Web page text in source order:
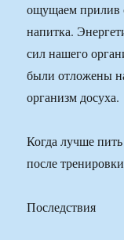
ощущаем прилив
напитка.
сил нашего
были отложены
организм досуха.
Когда лучше
после
Последствия